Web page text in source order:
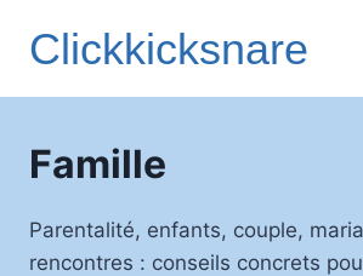
Clickkicksnare
Famille
Parentalité, enfants, couple,
rencontres : conseils concrets